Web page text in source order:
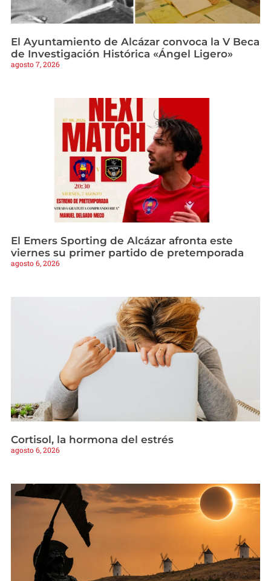
El Ayuntamiento de Alcázar convoca la V Beca
de Investigación Histórica «Ángel Ligero»
agosto 7, 2026
El Emers Sporting de Alcázar afronta este
viernes su primer partido de pretemporada
agosto 6, 2026
Cortisol, la hormona del estrés
agosto 6, 2026